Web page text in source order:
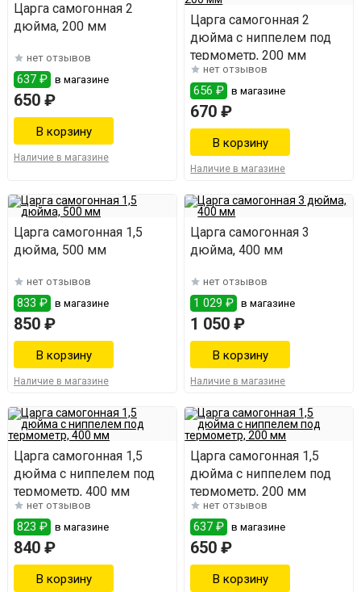
Царга самогонная 2
дюйма, 200 мм
нет отзывов
637 ₽ в магазине
650 ₽
Наличие в магазине
Царга самогонная 2
дюйма с ниппелем под
термометр, 200 мм
нет отзывов
656 ₽ в магазине
670 ₽
Наличие в магазине
Царга самогонная 1,5
дюйма, 500 мм
нет отзывов
833 ₽ в магазине
850 ₽
Наличие в магазине
Царга самогонная 3
дюйма, 400 мм
нет отзывов
1 029 ₽ в магазине
1 050 ₽
Наличие в магазине
Царга самогонная 1,5
дюйма с ниппелем под
термометр, 400 мм
нет отзывов
823 ₽ в магазине
840 ₽
Царга самогонная 1,5
дюйма с ниппелем под
термометр, 200 мм
нет отзывов
637 ₽ в магазине
650 ₽